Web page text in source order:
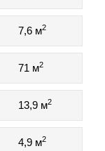
7,6 м2
71 м2
13,9 м2
4,9 м2